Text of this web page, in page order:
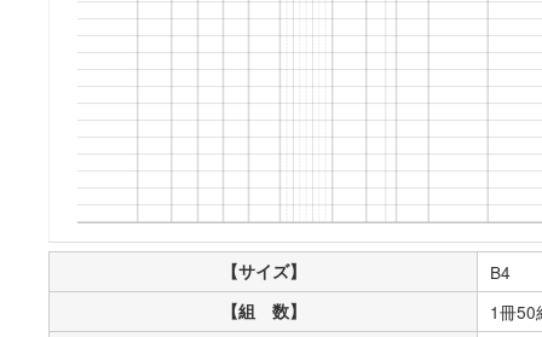
【サイズ】 B4
【組 数】 1冊50